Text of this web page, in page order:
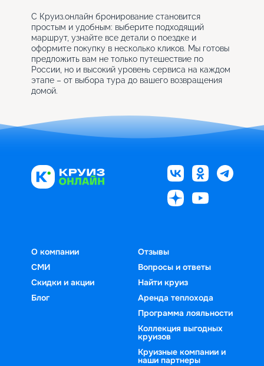
С Круиз.онлайн бронирование становится
простым и удобным: выберите подходящий
маршрут, узнайте все детали о поездке и
оформите покупку в несколько кликов. Мы готовы
предложить вам не только путешествие по
России, но и высокий уровень сервиса на каждом
этапе – от выбора тура до вашего возвращения
домой.
О компании
СМИ
Скидки и акции
Блог
Отзывы
Вопросы и ответы
Найти круиз
Аренда теплохода
Программа лояльности
Коллекция выгодных
круизов
Круизные компании и
наши партнеры